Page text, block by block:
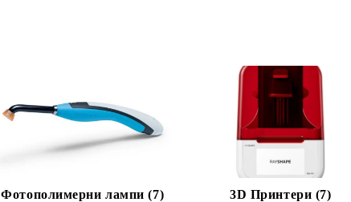
Фотополимерни лампи (7) 3D Принтери (7)